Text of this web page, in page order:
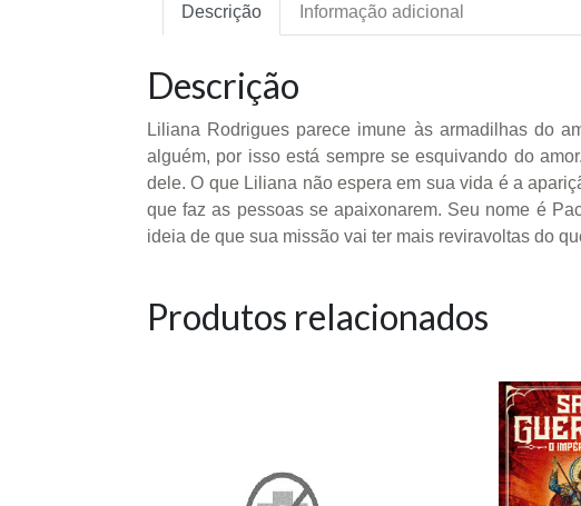
Descrição Informação adicional
Descrição
Liliana Rodrigues parece imune às armadilhas do
alguém, por isso está sempre se esquivando do
dele. O que Liliana não espera em sua vida é a
que faz as pessoas se apaixonarem. Seu nome é
ideia de que sua missão vai ter mais reviravoltas do
Produtos relacionados